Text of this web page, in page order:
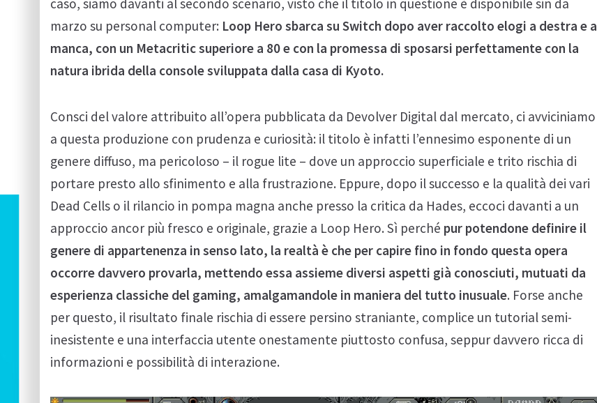
caso, siamo davanti al secondo scenario, visto che il titolo in questione è disponibile sin da
marzo su personal computer: Loop Hero sbarca su Switch dopo aver raccolto elogi a destra e a
manca, con un Metacritic superiore a 80 e con la promessa di sposarsi perfettamente con la
natura ibrida della console sviluppata dalla casa di Kyoto.
Consci del valore attribuito all’opera pubblicata da Devolver Digital dal mercato, ci avviciniamo
a questa produzione con prudenza e curiosità: il titolo è infatti l’ennesimo esponente di un
genere diffuso, ma pericoloso – il rogue lite – dove un approccio superficiale e trito rischia di
portare presto allo sfinimento e alla frustrazione. Eppure, dopo il successo e la qualità dei vari
Dead Cells o il rilancio in pompa magna anche presso la critica da Hades, eccoci davanti a un
approccio ancor più fresco e originale, grazie a Loop Hero. Sì perché pur potendone definire il
genere di appartenenza in senso lato, la realtà è che per capire fino in fondo questa opera
occorre davvero provarla, mettendo essa assieme diversi aspetti già conosciuti, mutuati da
esperienza classiche del gaming, amalgamandole in maniera del tutto inusuale. Forse anche
per questo, il risultato finale rischia di essere persino straniante, complice un tutorial semi-
inesistente e una interfaccia utente onestamente piuttosto confusa, seppur davvero ricca di
informazioni e possibilità di interazione.